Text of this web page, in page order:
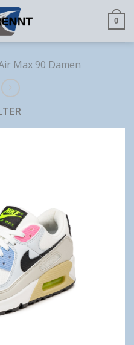
0
Max 90 Damen